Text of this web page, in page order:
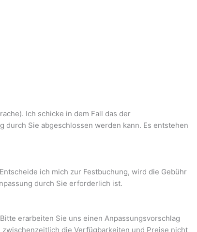
Ich schicke in dem Fall das der
durch Sie abgeschlossen werden kann. Es entstehen
ich mich zur Festbuchung, wird die Gebühr
durch Sie erforderlich ist.
erarbeiten Sie uns einen Anpassungsvorschlag
die Verfügbarkeiten und Preise nicht